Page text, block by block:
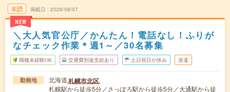
未読
NEW
掲載日 2026/08/07
＼大人気官公庁／かんたん！電話なし！ふりが
なチェック作業＊週1～／30名募集
職種未経験OK 交通費別途支給あり 土日祝日が休み 派遣
勤務地 北海道札幌市北区
札幌駅から徒歩5分／さっぽろ駅から徒歩5分／大通駅から徒